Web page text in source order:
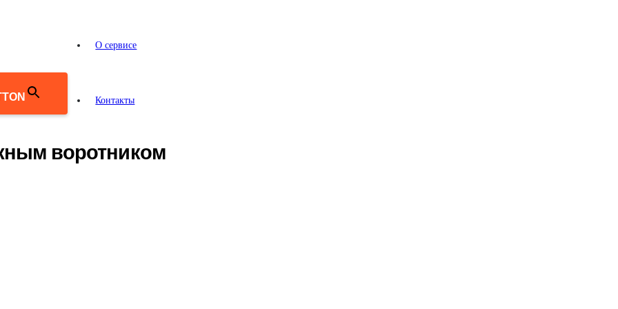
О сервисе
Контакты
воротником